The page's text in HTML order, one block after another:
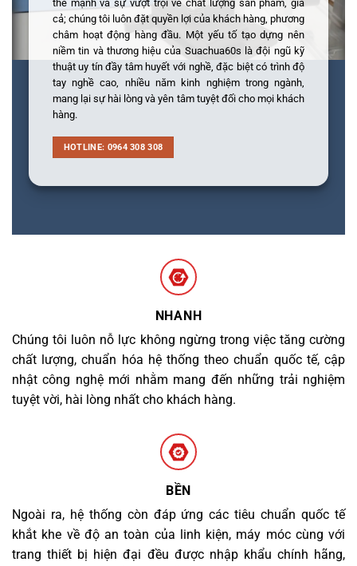
thế mạnh và sự vượt trội về chất lượng sản phẩm, giá
cả; chúng tôi luôn đặt quyền lợi của khách hàng, phương
châm hoạt động hàng đầu. Một yếu tố tạo dựng nên
niềm tin và thương hiệu của Suachua60s là đội ngũ kỹ
thuật uy tín đầy tâm huyết với nghề, đặc biệt có trình độ
tay nghề cao, nhiều năm kinh nghiệm trong ngành,
mang lại sự hài lòng và yên tâm tuyệt đối cho mọi khách
hàng.
HOTLINE: 0964 308 308
NHANH
Chúng tôi luôn nỗ lực không ngừng trong việc tăng cường
chất lượng, chuẩn hóa hệ thống theo chuẩn quốc tế, cập
nhật công nghệ mới nhằm mang đến những trải nghiệm
tuyệt vời, hài lòng nhất cho khách hàng.
BỀN
Ngoài ra, hệ thống còn đáp ứng các tiêu chuẩn quốc tế
khắt khe về độ an toàn của linh kiện, máy móc cùng với
trang thiết bị hiện đại đều được nhập khẩu chính hãng,